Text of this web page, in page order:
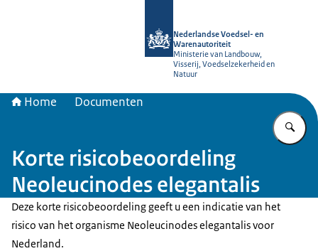
Nederlandse Voedsel- en
Warenautoriteit
Ministerie van Landbouw,
Visserij, Voedselzekerheid en
Natuur
Home Documenten
Korte risicobeoordeling
Neoleucinodes elegantalis
Deze korte risicobeoordeling geeft u een indicatie van het
risico van het organisme Neoleucinodes elegantalis voor
Nederland.